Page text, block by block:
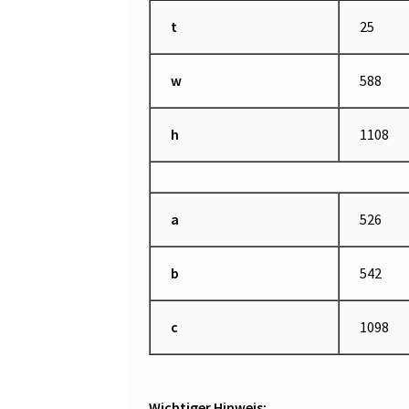
t 25
w 588
h 1108
a 526
b 542
c 1098